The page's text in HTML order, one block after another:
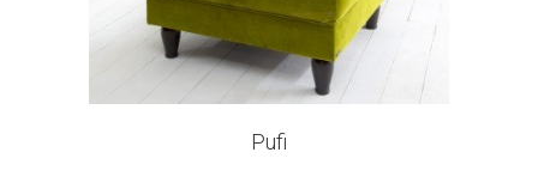
50 products
Pufi